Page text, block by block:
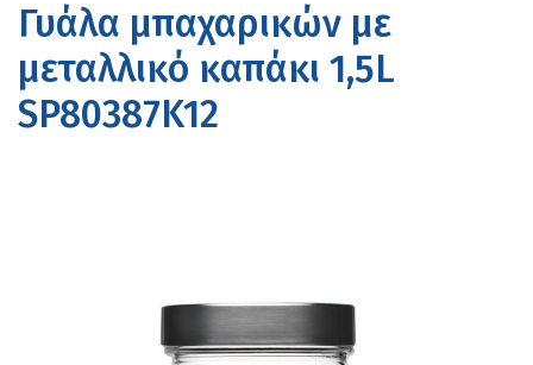
Γυάλα μπαχαρικών με
μεταλλικό καπάκι 1,5L
SP80387K12